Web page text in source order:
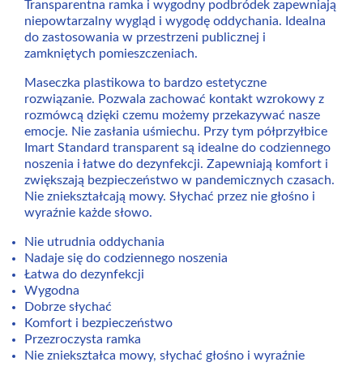
Transparentna ramka i wygodny podbródek zapewniają
niepowtarzalny wygląd i wygodę oddychania. Idealna
do zastosowania w przestrzeni publicznej i
zamkniętych pomieszczeniach.
Maseczka plastikowa to bardzo estetyczne
rozwiązanie. Pozwala zachować kontakt wzrokowy z
rozmówcą dzięki czemu możemy przekazywać nasze
emocje. Nie zasłania uśmiechu. Przy tym półprzyłbice
Imart Standard transparent są idealne do codziennego
noszenia i łatwe do dezynfekcji. Zapewniają komfort i
zwiększają bezpieczeństwo w pandemicznych czasach.
Nie zniekształcają mowy. Słychać przez nie głośno i
wyraźnie każde słowo.
Nie utrudnia oddychania
Nadaje się do codziennego noszenia
Łatwa do dezynfekcji
Wygodna
Dobrze słychać
Komfort i bezpieczeństwo
Przezroczysta ramka
Nie zniekształca mowy, słychać głośno i wyraźnie